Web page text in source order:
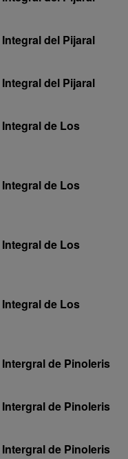
del Pijaral
del Pijaral
de Los
de Los
de Los
de Los
de Pinoleris
de Pinoleris
de Pinoleris